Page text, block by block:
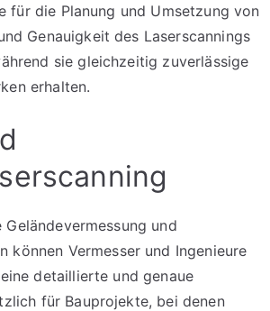
für die Planung und Umsetzung von
Genauigkeit des Laserscannings
sie gleichzeitig zuverlässige
erhalten.
und
können Vermesser und Ingenieure
detaillierte und genaue
für Bauprojekte, bei denen